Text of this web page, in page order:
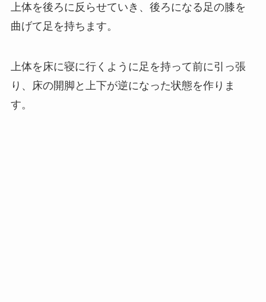
上体を後ろに反らせていき、後ろになる足の膝を
曲げて足を持ちます。
上体を床に寝に行くように足を持って前に引っ張
り、床の開脚と上下が逆になった状態を作りま
す。